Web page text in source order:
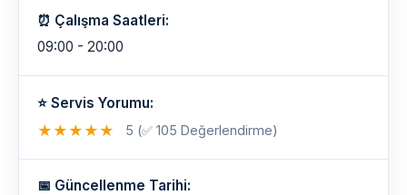
⏰ Çalışma Saatleri:
09:00 - 20:00
⭐ Servis Yorumu:
★ ★ ★ ★ ★ 5 (✅ 105 Değerlendirme)
📅 Güncellenme Tarihi: